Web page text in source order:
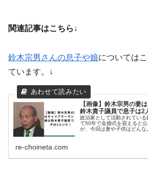
関連記事はこちら↓
鈴木宗男さんの息子や娘については
ています。↓
【画像】鈴木宗男の妻
鈴木貴子議員で息子は2
政治家として活動されている
て50年で金婚式を迎えると
が、今回は妻や子供はどんな
re-choineta.com